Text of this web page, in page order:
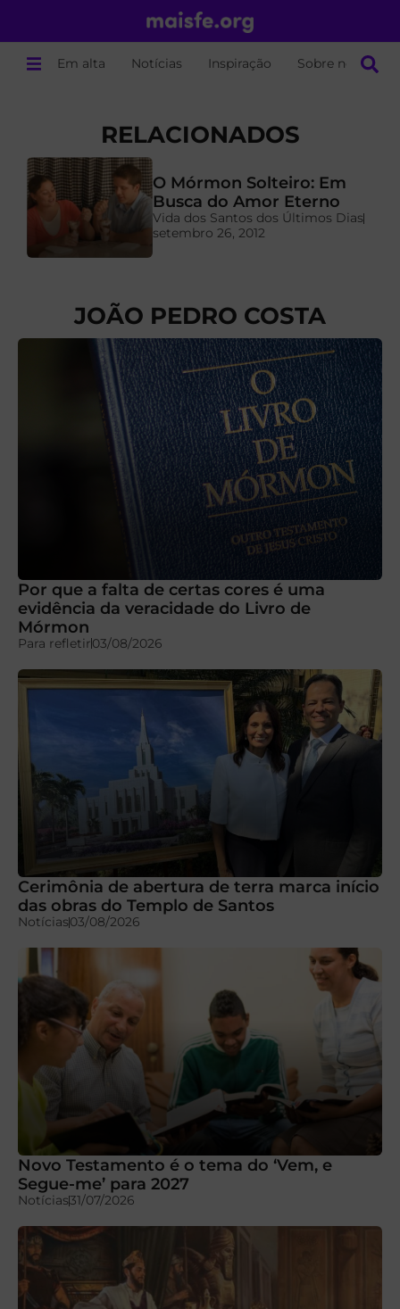
Em alta Notícias Inspiração Sobre nós
RELACIONADOS
O Mórmon Solteiro: Em
Busca do Amor Eterno
Vida dos Santos dos Últimos Dias
setembro 26, 2012
JOÃO PEDRO COSTA
Por que a falta de certas cores é uma
evidência da veracidade do Livro de
Mórmon
Para refletir03/08/2026
Cerimônia de abertura de terra marca início
das obras do Templo de Santos
Notícias03/08/2026
Novo Testamento é o tema do ‘Vem, e
Segue-me’ para 2027
Notícias31/07/2026